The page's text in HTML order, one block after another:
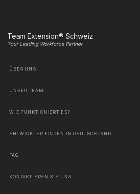
Team Extension® Schweiz
Your Leading Workforce Partner
ÜBER UNS
UNSER TEAM
WIE FUNKTIONIERT ES?
ENTWICKLER FINDEN IN DEUTSCHLAND
FAQ
KONTAKTIEREN SIE UNS